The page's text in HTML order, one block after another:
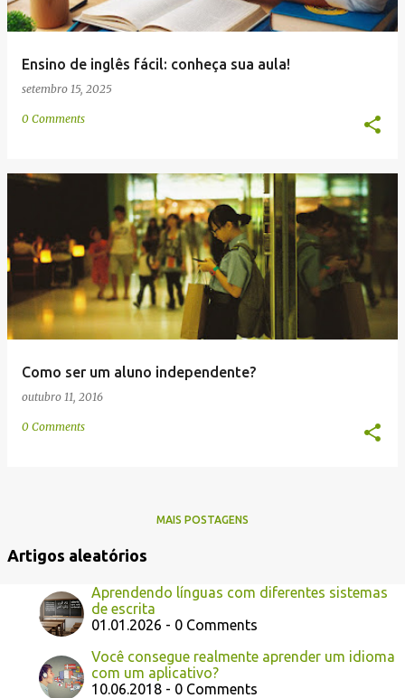
Ensino de inglês fácil: conheça sua aula!
setembro 15, 2025
0 Comments
Como ser um aluno independente?
outubro 11, 2016
0 Comments
MAIS POSTAGENS
Artigos aleatórios
Aprendendo línguas com diferentes sistemas
de escrita
01.01.2026 - 0 Comments
Você consegue realmente aprender um idioma
com um aplicativo?
10.06.2018 - 0 Comments